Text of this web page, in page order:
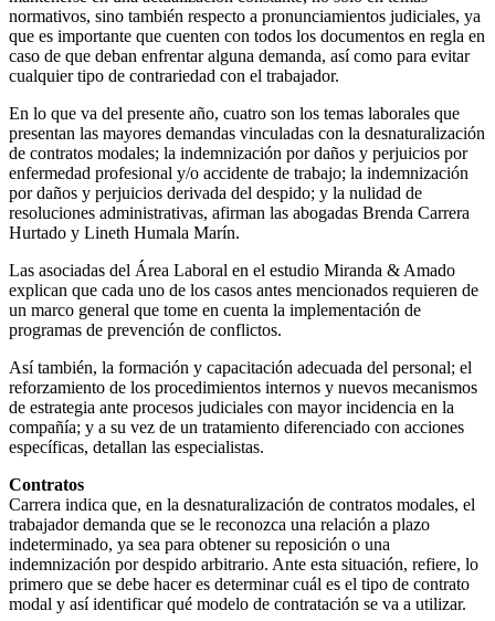
normativos, sino también respecto a pronunciamientos judiciales, ya
que es importante que cuenten con todos los documentos en regla en
caso de que deban enfrentar alguna demanda, así como para evitar
cualquier tipo de contrariedad con el trabajador.
En lo que va del presente año, cuatro son los temas laborales que
presentan las mayores demandas vinculadas con la desnaturalización
de contratos modales; la indemnización por daños y perjuicios por
enfermedad profesional y/o accidente de trabajo; la indemnización
por daños y perjuicios derivada del despido; y la nulidad de
resoluciones administrativas, afirman las abogadas Brenda Carrera
Hurtado y Lineth Humala Marín.
Las asociadas del Área Laboral en el estudio Miranda & Amado
explican que cada uno de los casos antes mencionados requieren de
un marco general que tome en cuenta la implementación de
programas de prevención de conflictos.
Así también, la formación y capacitación adecuada del personal; el
reforzamiento de los procedimientos internos y nuevos mecanismos
de estrategia ante procesos judiciales con mayor incidencia en la
compañía; y a su vez de un tratamiento diferenciado con acciones
específicas, detallan las especialistas.
Contratos
Carrera indica que, en la desnaturalización de contratos modales, el
trabajador demanda que se le reconozca una relación a plazo
indeterminado, ya sea para obtener su reposición o una
indemnización por despido arbitrario. Ante esta situación, refiere, lo
primero que se debe hacer es determinar cuál es el tipo de contrato
modal y así identificar qué modelo de contratación se va a utilizar.